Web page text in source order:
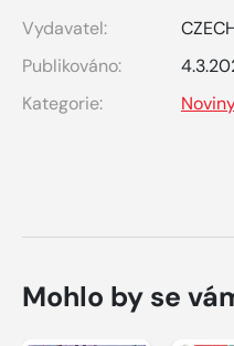
Vydavatel:
Publikováno:
Kategorie:
Mohlo by se